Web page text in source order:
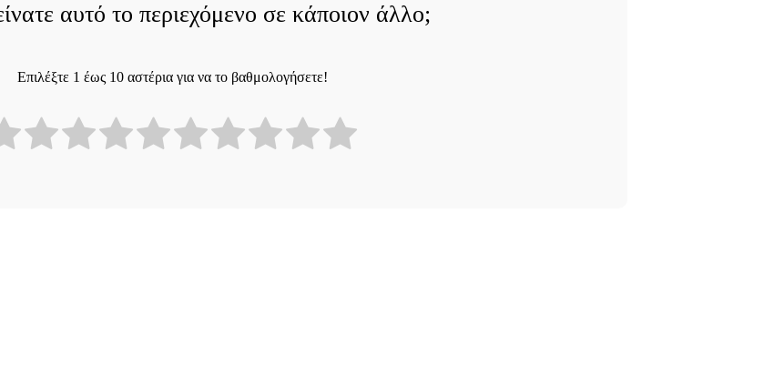
αυτό το περιεχόμενο σε κάποιον άλλο;
Επιλέξτε 1 έως 10 αστέρια για να το βαθμολογήσετε!